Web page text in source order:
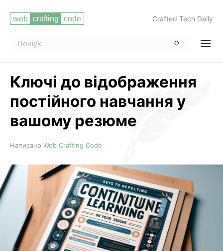
Crafted Tech Daily
Ключі до відображення
постійного навчання у
вашому резюме
Читати повністю
Написано Web Crafting Code